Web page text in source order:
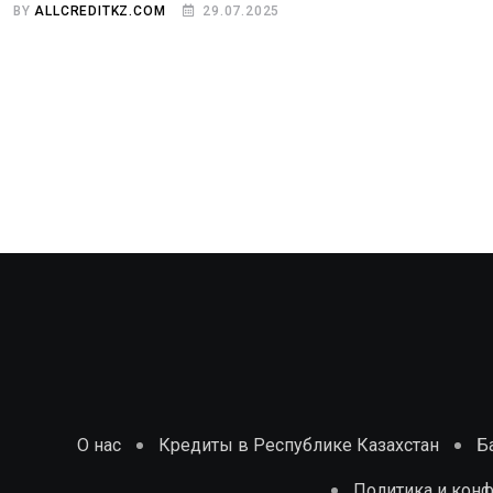
BYALLCREDITKZ.COM 29.07.2025
О нас Кредиты в Республике Казахстан